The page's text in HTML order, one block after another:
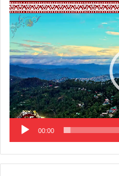
Video
Player
00:00